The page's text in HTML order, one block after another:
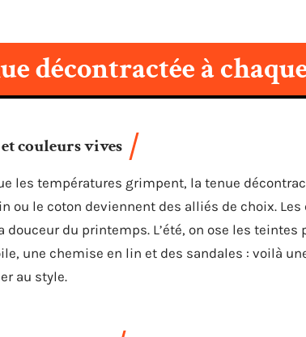
décontractée à
couleurs vives
les températures grimpent, la tenue
ou le coton deviennent des alliés de choix.
du printemps. L’été, on ose les teintes
une chemise en lin et des sandales : voilà
au style.